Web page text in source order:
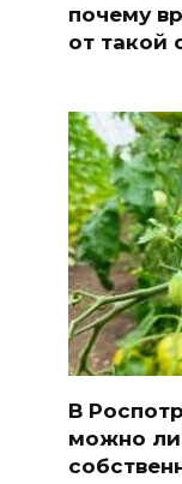
почему
от такой
В
можно